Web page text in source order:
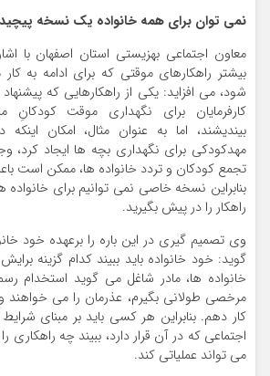
نمی توان برای همه خانواده یک نسخه پیچید
معاون اجتماعی بهزیستی استان اصفهان با
بیشتر راهکارهای موقتی که برای ادامه به
شود، می افزاید: یکی از راهکارهایی که
کارفرمایان برای نگهداری موقت کودکانِ
بیندیشند، اما به عنوان مثال، امکان
مهدکودکی برای نگهداری بچه ها ایجاد کرد،
تجمع کودکان و تردد خانواده ها، ممکن است
بنابراین نسخه خاصی نمی توانیم برای خانواده
راهکار را در پیش بگیرید.
وی تصمیم گیری در این باره را برعهده خود
گوید: خود خانواده باید ببیند کدام گزینه
خانواده ها، مادر شاغل می گوید استخدام
مرخصی طولانی بگیرم، عذرمان را می خواهند و
کار دهم. بنابراین هر کسی باید بر مبنای
اجتماعی که در آن قرار دارد، ببیند چه راهکاری
می تواند عملیاتی کند.